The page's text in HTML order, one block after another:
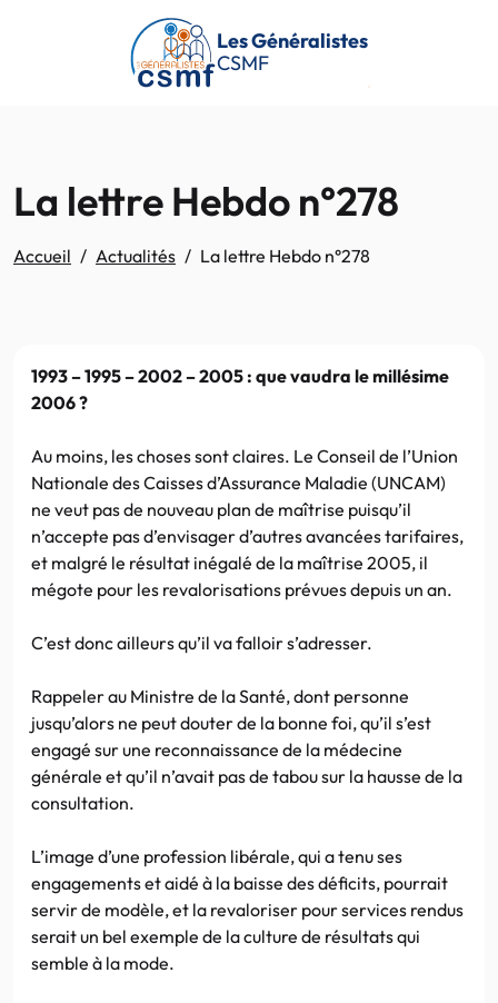
Passer au contenu principal
Les Généralistes
CSMF
La lettre Hebdo n°278
Accueil Actualités La lettre Hebdo n°278
1993 – 1995 – 2002 – 2005 : que vaudra le millésime
2006 ?
Au moins, les choses sont claires. Le Conseil de l’Union
Nationale des Caisses d’Assurance Maladie (UNCAM)
ne veut pas de nouveau plan de maîtrise puisqu’il
n’accepte pas d’envisager d’autres avancées tarifaires,
et malgré le résultat inégalé de la maîtrise 2005, il
mégote pour les revalorisations prévues depuis un an.
C’est donc ailleurs qu’il va falloir s’adresser.
Rappeler au Ministre de la Santé, dont personne
jusqu’alors ne peut douter de la bonne foi, qu’il s’est
engagé sur une reconnaissance de la médecine
générale et qu’il n’avait pas de tabou sur la hausse de la
consultation.
L’image d’une profession libérale, qui a tenu ses
engagements et aidé à la baisse des déficits, pourrait
servir de modèle, et la revaloriser pour services rendus
serait un bel exemple de la culture de résultats qui
semble à la mode.